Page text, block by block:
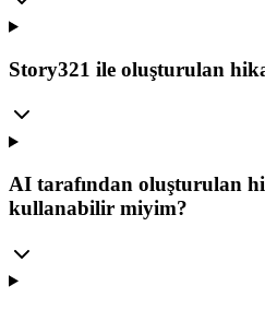
Story321 ile oluşturulan
AI tarafından oluşturulan
kullanabilir miyim?